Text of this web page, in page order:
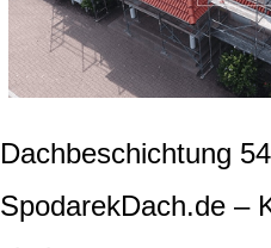
Dachbeschichtung
SpodarekDach.de –